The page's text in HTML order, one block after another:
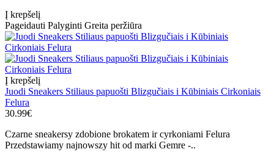
Į krepšelį
Pageidauti Palyginti Greita peržiūra
Į krepšelį
Juodi Sneakers Stiliaus papuošti Blizgučiais i Kūbiniais Cirkoniais
Felura
30.99€
Czarne sneakersy zdobione brokatem ir cyrkoniami Felura
Przedstawiamy najnowszy hit od marki Gemre -..